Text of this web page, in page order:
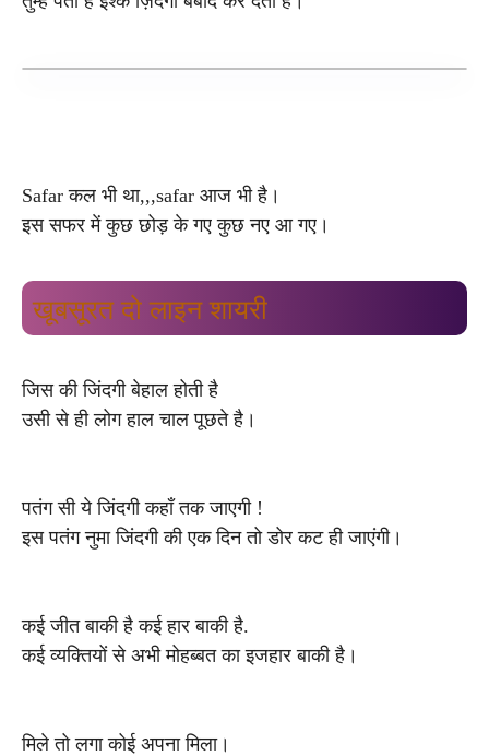
Safar कल भी था,,,safar आज भी है।
इस सफर में कुछ छोड़ के गए कुछ नए आ गए।
खूबसूरत दो लाइन शायरी
जिस की जिंदगी बेहाल होती है
उसी से ही लोग हाल चाल पूछते है।
पतंग सी ये जिंदगी कहाँ तक जाएगी !
इस पतंग नुमा जिंदगी की एक दिन तो डोर कट ही जाएंगी।
कई जीत बाकी है कई हार बाकी है.
कई व्यक्तियों से अभी मोहब्बत का इजहार बाकी है।
मिले तो लगा कोई अपना मिला।